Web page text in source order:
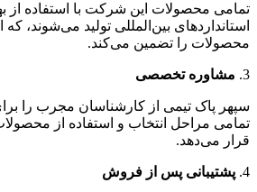
تمامی محصولات این شرکت با استفاده از
استانداردهای بین‌المللی تولید می‌شوند، که
محصولات را تضمین می‌کند.
3. مشاوره تخصصی
سپهر پاک تیمی از کارشناسان مجرب را
تمامی مراحل انتخاب و استفاده از
قرار می‌دهد.
4. پشتیبانی پس از فروش